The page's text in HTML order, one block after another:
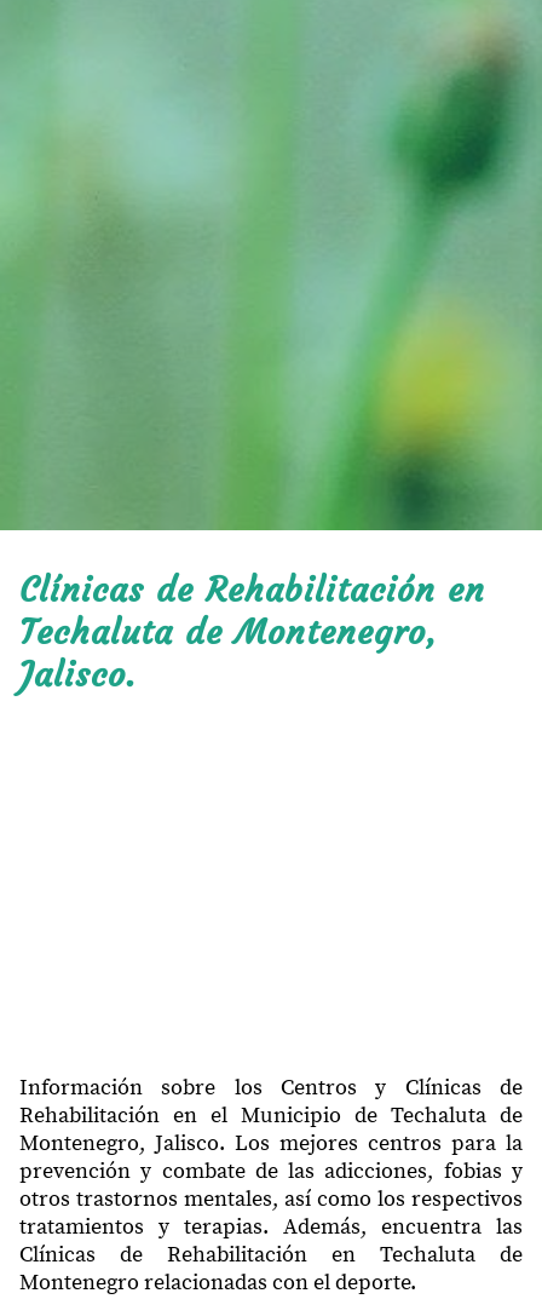
Clínicas de Rehabilitación en
Techaluta de Montenegro,
Jalisco.
Información sobre los Centros y Clínicas de
Rehabilitación en el Municipio de Techaluta de
Montenegro, Jalisco. Los mejores centros para la
prevención y combate de las adicciones, fobias y
otros trastornos mentales, así como los respectivos
tratamientos y terapias. Además, encuentra las
Clínicas de Rehabilitación en Techaluta de
Montenegro relacionadas con el deporte.